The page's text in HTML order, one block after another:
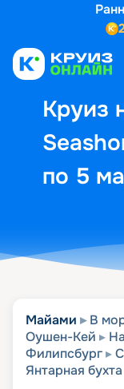
Круиз
по 5
Майами В
Оушен-Кей
Филипсбург
Янтарная бухта